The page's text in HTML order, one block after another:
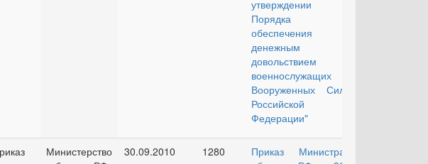
утверждении
Порядка
обеспечения
денежным
довольствием
военнослужащих
Вооруженных Сил
Российской
Федерации"
Министерство
30.09.2010 1280
Приказ Министра